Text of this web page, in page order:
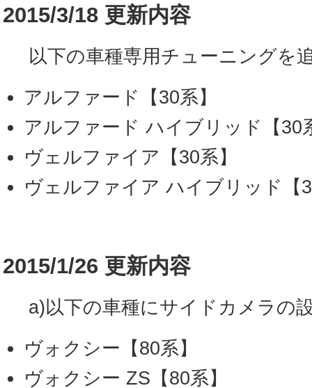
2015/3/18 更新内容
以下の車種専用チューニングを
アルファード【30系】
アルファード ハイブリッド【30
ヴェルファイア【30系】
ヴェルファイア ハイブリッド【
2015/1/26 更新内容
a)以下の車種にサイドカメラの
ヴォクシー【80系】
ヴォクシー ZS【80系】